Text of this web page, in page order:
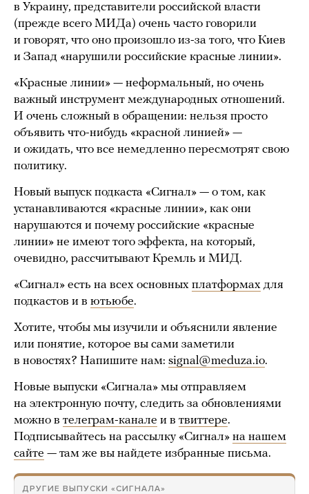
в Украину, представители российской власти
(прежде всего МИДа) очень часто говорили
и говорят, что оно произошло из-за того, что Киев
и Запад «нарушили российские красные линии».
«Красные линии» — неформальный, но очень
важный инструмент международных отношений.
И очень сложный в обращении: нельзя просто
объявить что-нибудь «красной линией» —
и ожидать, что все немедленно пересмотрят свою
политику.
Новый выпуск подкаста «Сигнал» — о том, как
устанавливаются «красные линии», как они
нарушаются и почему российские «красные
линии» не имеют того эффекта, на который,
очевидно, рассчитывают Кремль и МИД.
«Сигнал» есть на всех основных платформах для
подкастов и в ютьюбе.
Хотите, чтобы мы изучили и объяснили явление
или понятие, которое вы сами заметили
в новостях? Напишите нам: signal@meduza.io.
Новые выпуски «Сигнала» мы отправляем
на электронную почту, следить за обновлениями
можно в телеграм-канале и в твиттере.
Подписывайтесь на рассылку «Сигнал» на нашем
сайте — там же вы найдете избранные письма.
ДРУГИЕ ВЫПУСКИ «СИГНАЛА»